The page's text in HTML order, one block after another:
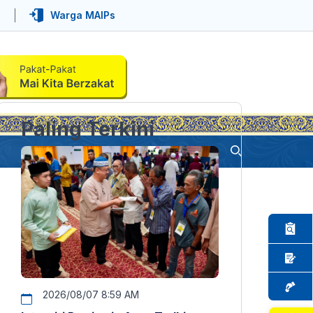
Warga MAIPs
Paling Terkini
2026/08/07 8:59 AM